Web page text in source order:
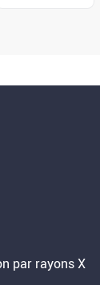
par rayons X